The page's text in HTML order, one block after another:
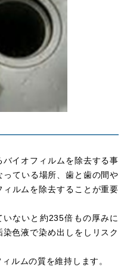
イオフィルムを除去する事
ている場所、歯と歯の間や
ルムを除去することが重要
ないと約235倍もの厚みに
色液で染め出しをしリスク
ルムの質を維持します。